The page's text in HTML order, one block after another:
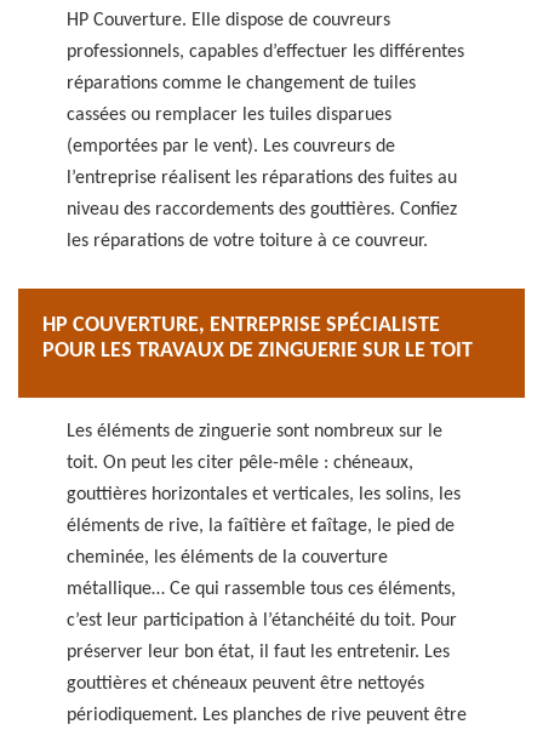
HP Couverture. Elle dispose de couvreurs
professionnels, capables d’effectuer les différentes
réparations comme le changement de tuiles
cassées ou remplacer les tuiles disparues
(emportées par le vent). Les couvreurs de
l’entreprise réalisent les réparations des fuites au
niveau des raccordements des gouttières. Confiez
les réparations de votre toiture à ce couvreur.
HP COUVERTURE, ENTREPRISE SPÉCIALISTE
POUR LES TRAVAUX DE ZINGUERIE SUR LE TOIT
Les éléments de zinguerie sont nombreux sur le
toit. On peut les citer pêle-mêle : chéneaux,
gouttières horizontales et verticales, les solins, les
éléments de rive, la faîtière et faîtage, le pied de
cheminée, les éléments de la couverture
métallique… Ce qui rassemble tous ces éléments,
c’est leur participation à l’étanchéité du toit. Pour
préserver leur bon état, il faut les entretenir. Les
gouttières et chéneaux peuvent être nettoyés
périodiquement. Les planches de rive peuvent être